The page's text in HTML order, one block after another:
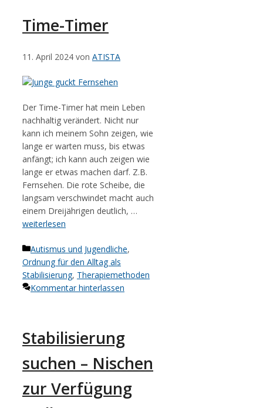
Time-Timer
11. April 2024 von ATISTA
Der Time-Timer hat mein Leben
nachhaltig verändert. Nicht nur
kann ich meinem Sohn zeigen, wie
lange er warten muss, bis etwas
anfängt; ich kann auch zeigen wie
lange er etwas machen darf. Z.B.
Fernsehen. Die rote Scheibe, die
langsam verschwindet macht auch
einem Dreijährigen deutlich, …
weiterlesen
Kategorien
Autismus und Jugendliche,
Ordnung für den Alltag als
Stabilisierung, Therapiemethoden
Kommentar hinterlassen
Stabilisierung
suchen – Nischen
zur Verfügung